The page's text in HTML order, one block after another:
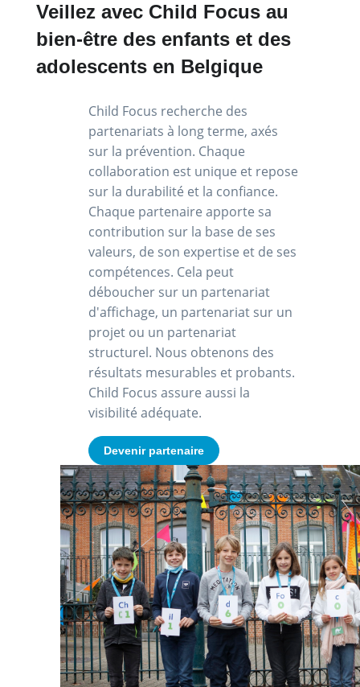
Veillez avec Child Focus au
bien-être des enfants et des
adolescents en Belgique
Child Focus recherche des
partenariats à long terme, axés
sur la prévention. Chaque
collaboration est unique et repose
sur la durabilité et la confiance.
Chaque partenaire apporte sa
contribution sur la base de ses
valeurs, de son expertise et de ses
compétences. Cela peut
déboucher sur un partenariat
d'affichage, un partenariat sur un
projet ou un partenariat
structurel. Nous obtenons des
résultats mesurables et probants.
Child Focus assure aussi la
visibilité adéquate.
Devenir partenaire